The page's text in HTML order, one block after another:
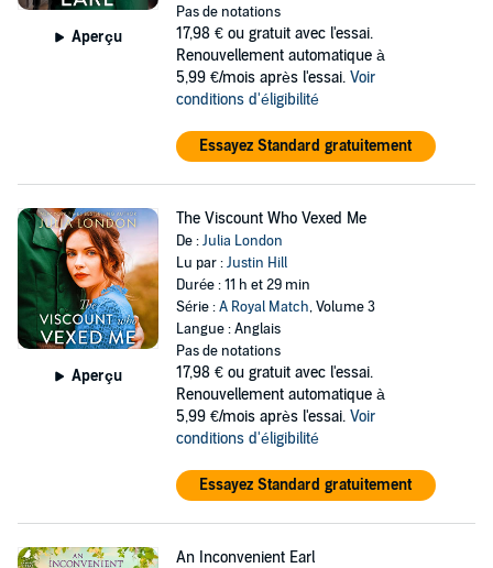
Aperçu
Pas de notations
17,98 € ou gratuit avec l'essai.
Renouvellement automatique à
5,99 €/mois après l'essai. Voir
conditions d'éligibilité
Essayez Standard gratuitement
Aperçu
The Viscount Who Vexed Me
De :Julia London
Lu par :Justin Hill
Durée : 11 h et 29 min
Série :A Royal Match, Volume 3
Langue : Anglais
Pas de notations
17,98 € ou gratuit avec l'essai.
Renouvellement automatique à
5,99 €/mois après l'essai. Voir
conditions d'éligibilité
Essayez Standard gratuitement
An Inconvenient Earl